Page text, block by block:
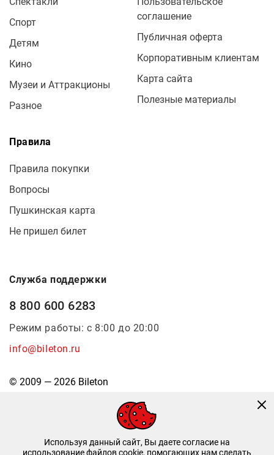
Спорт
Детям
Кино
Музеи и Аттракционы
Разное
соглашение
Публичная оферта
Корпоративным клиентам
Карта сайта
Полезные материалы
Правила
Правила покупки
Вопросы
Пушкинская карта
Не пришел билет
Служба поддержки
8 800 600 6283
Режим работы: с 8:00 до 20:00
info@bileton.ru
© 2009 — 2026 Bileton
Используя данный сайт, Вы даете согласие на
использование файлов cookie, помогающих нам сделать